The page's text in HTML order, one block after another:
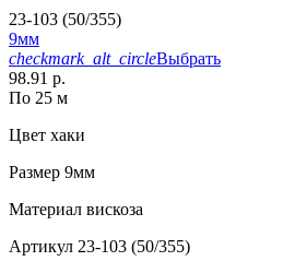
23-103 (50/355)
9мм
checkmark_alt_circleВыбрать
98.91 р.
По 25 м
Цвет хаки
Размер 9мм
Материал вискоза
Артикул 23-103 (50/355)